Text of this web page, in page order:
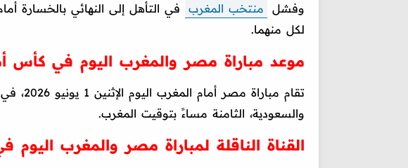
وفشل منتخب المغرب
في التأهل إلى النهائي بالخسارة
لكل منهما.
موعد مباراة مصر والمغرب اليوم في كأس
تقام
والسعودية، الثامنة مساءً بتوقيت المغرب.
القناة الناقلة لمباراة مصر والمغرب